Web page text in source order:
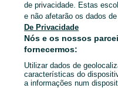
Página principal Móveis, Casa
Conjuntos
Divisões
Conjuntos - Gondomar (São
de privacidade. Estas
e não afetarão os dados
De Privacidade
Nós e os nossos
fornecermos:
Utilizar dados de
características do
a informações num